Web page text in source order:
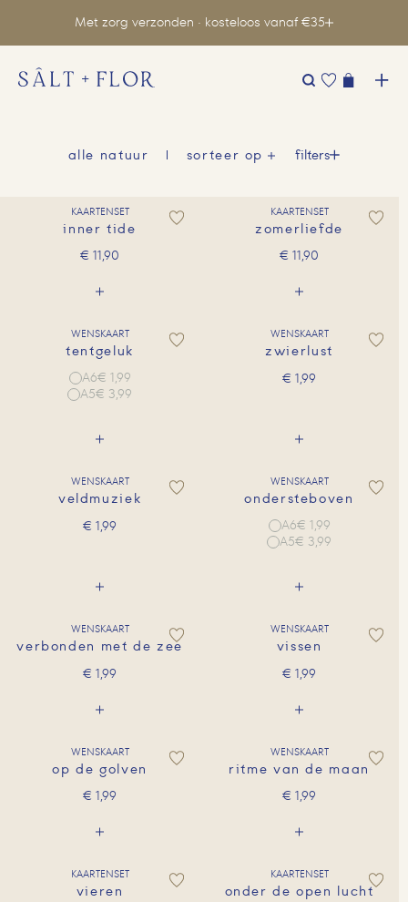
Met zorg verzonden · kosteloos vanaf €35
alle natuur sorteer op filters
KAARTENSET
inner tide
€ 11,90
KAARTENSET
zomerliefde
€ 11,90
WENSKAART
tentgeluk
A6€ 1,99
A5€ 3,99
WENSKAART
zwierlust
€ 1,99
WENSKAART
veldmuziek
€ 1,99
WENSKAART
ondersteboven
A6€ 1,99
A5€ 3,99
WENSKAART
verbonden met de zee
€ 1,99
WENSKAART
vissen
€ 1,99
WENSKAART
op de golven
€ 1,99
WENSKAART
ritme van de maan
€ 1,99
KAARTENSET
vieren
KAARTENSET
onder de open lucht